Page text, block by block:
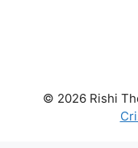
© 2026 Rishi